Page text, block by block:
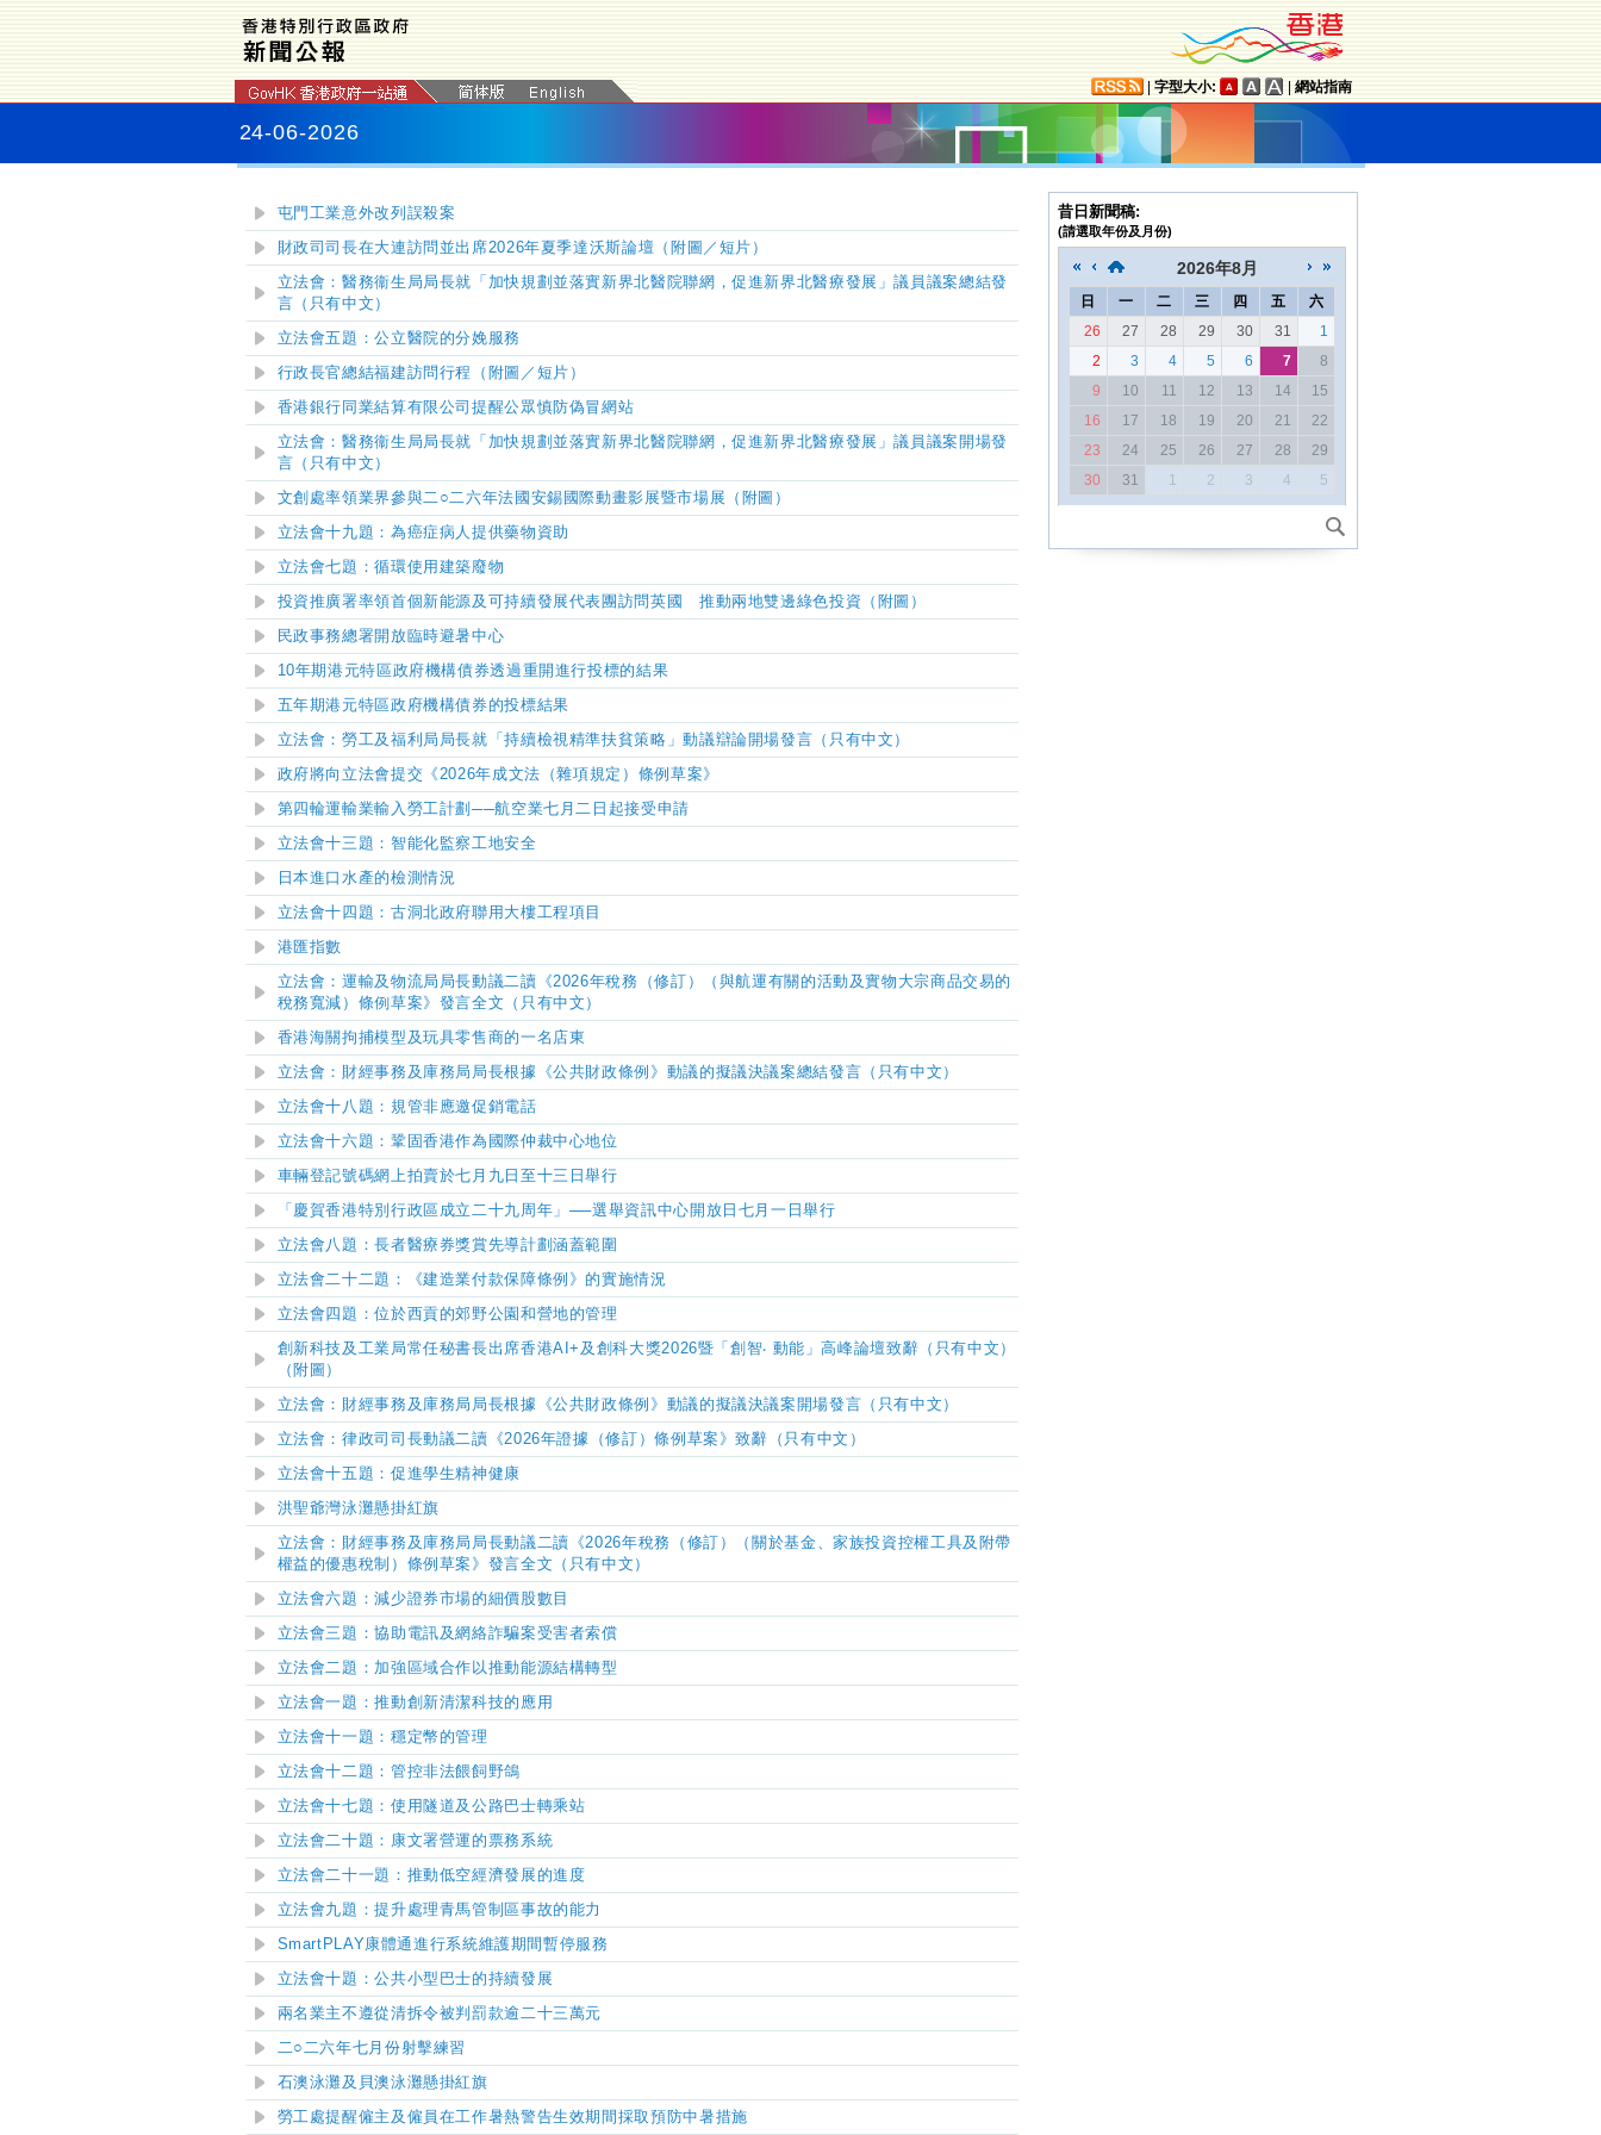
字型大小: 網站指南
24-06-2026
屯門工業意外改列誤殺案
財政司司長在大連訪問並出席2026年夏季達沃斯論壇（附圖／短片）
立法會 ：醫務衞生局局長就「加快規劃並落實新界北醫院聯網，促進新界北醫療發展」議員議案總結發
言（只有中文）
立法會五題：公立醫院的分娩服務
行政長官總結福建訪問行程 （附圖／短片）
香港銀行同業結算有限公司提醒公眾慎防偽冒網站
立法會：醫務衞生局局長就「加快規劃並落實新界北醫院聯網，促進新界北醫療發展」議員議案開場發
言（只有中文）
文創處率領業界參與二○二六年法國安錫國際動畫影展暨市場展（附圖）
立法會十九題：為癌症病人提供藥物資助
立法會七題：循環使用建築廢物
投資推廣署率領首個新能源及可持續發展代表團訪問英國 推動兩地雙邊綠色投資（附圖）
民政事務總署開放臨時避暑中心
10年期港元特區政府機構債券透過重開進行投標的結果
五年期港元特區政府機構債券的投標結果
立法會：勞工及福利局局長就「持續檢視精準扶貧策略」動議辯論開場發言（只有中文）
政府將向立法會提交《2026年成文法（雜項規定）條例草案》
第四輪運輸業輸入勞工計劃──航空業七月二日起接受申請
立法會十三題：智能化監察工地安全
日本進口水產的檢測情況
立法會十四題：古洞北政府聯用大樓工程項目
港匯指數
​立法會：運輸及物流局局長動議二讀《2026年稅務（修訂）（與航運有關的活動及實物大宗商品交易的
稅務寬減）條例草案》發言全文（只有中文）
​香港海關拘捕模型及玩具零售商的一名店東
立法會：財經事務及庫務局局長根據《公共財政條例》動議的擬議決議案總結發言（只有中文）
立法會十八題：規管非應邀促銷電話
立法會十六題：鞏固香港作為國際仲裁中心地位
車輛登記號碼網上拍賣於七月九日至十三日舉行
「慶賀香港特別行政區成立二十九周年」 ──選舉資訊中心開放日七月一日舉行
立法會八題：長者醫療券獎賞先導計劃涵蓋範圍
立法會二十二題：《建造業付款保障條例》的實施情況
立法會四題：位於西貢的郊野公園和營地的管理
​創新科技及工業局常任秘書長出席香港AI+及創科大獎2026暨「創智‧ 動能」高峰論壇致辭（只有中文）
（附圖）
立法會：財經事務及庫務局局長根據《公共財政條例》動議的擬議決議案開場發言（只有中文）
​立法會：律政司司長動議二讀《2026年證據（修訂）條例草案》致辭（只有中文）
立法會十五題：促進學生精神健康
洪聖爺灣泳灘懸掛紅旗
立法會：財經事務及庫務局局長動議二讀《2026年稅務（修訂）（關於基金、家族投資控權工具及附帶
權益的優惠稅制）條例草案》發言全文（只有中文）
立法會六題：減少證券市場的細價股數目
立法會三題：協助電訊及網絡詐騙案受害者索償
立法會二題：加強區域合作以推動能源結構轉型
立法會一題：推動創新清潔科技的應用
立法會十一題：穩定幣的管理
立法會十二題：管控非法餵飼野鴿
立法會十七題：使用隧道及公路巴士轉乘站
立法會二十題：康文署營運的票務系統
立法會二十一題：推動低空經濟發展的進度
立法會九題：提升處理青馬管制區事故的能力
SmartPLAY康體通進行系統維護期間暫停服務
立法會十題：公共小型巴士的持續發展
兩名業主不遵從清拆令被判罰款逾二十三萬元
二○二六年七月份射擊練習
石澳泳灘及 貝澳泳灘懸掛紅旗
勞工處提醒僱主及僱員在工作暑熱警告生效期間採取預防中暑措施
昔日新聞稿:
(請選取年份及月份)
2026年8月
日 一 二 三 四 五
六
26
27 28 29 30 31
1
2
3 4 5 6 7
8
9
10 11 12 13 14
15
16
17 18 19 20 21
22
23
24 25 26 27 28
29
30
31 1 2 3 4 5